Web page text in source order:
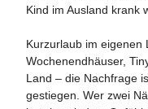
Kind im Ausland krank
Kurzurlaub im eigenen
Wochenendhäuser,
Land – die Nachfrage
gestiegen. Wer zwei